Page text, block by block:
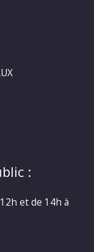
:
et de 14h à